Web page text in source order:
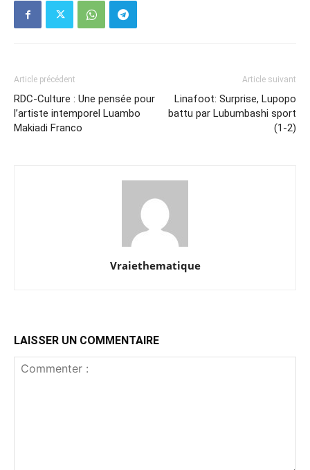
Article précédent
RDC-Culture : Une pensée pour
l’artiste intemporel Luambo
Makiadi Franco
Article suivant
Linafoot: Surprise, Lupopo
battu par Lubumbashi sport
(1-2)
Vraiethematique
LAISSER UN COMMENTAIRE